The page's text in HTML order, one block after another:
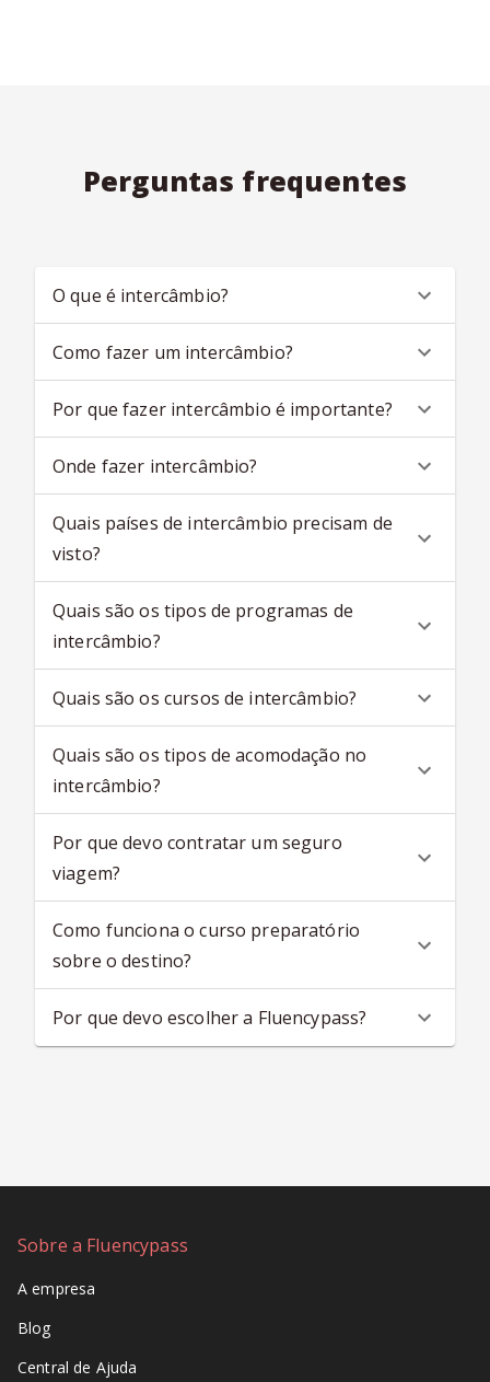
Perguntas frequentes
O que é intercâmbio?
Como fazer um intercâmbio?
Por que fazer intercâmbio é importante?
Onde fazer intercâmbio?
Quais países de intercâmbio precisam de
visto?
Quais são os tipos de programas de
intercâmbio?
Quais são os cursos de intercâmbio?
Quais são os tipos de acomodação no
intercâmbio?
Por que devo contratar um seguro
viagem?
Como funciona o curso preparatório
sobre o destino?
Por que devo escolher a Fluencypass?
Sobre a Fluencypass
A empresa
Blog
Central de Ajuda